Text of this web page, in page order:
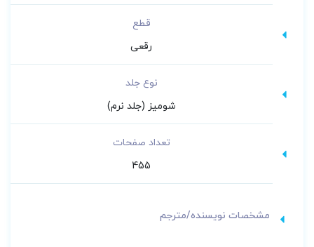
قطع
رقعی
نوع جلد
شومیز (جلد نرم)
تعداد صفحات
455
مشخصات نویسنده/مترجم